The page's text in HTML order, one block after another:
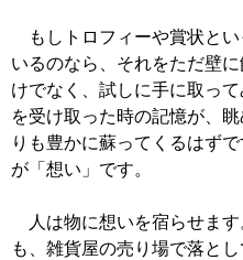
もしトロフィーや賞状とい
いるのなら、それをただ壁
けでなく、試しに手に取っ
を受け取った時の記憶が、
りも豊かに蘇ってくるはず
が「想い」です。
人は物に想いを宿らせます
も、雑貨屋の売り場で落と